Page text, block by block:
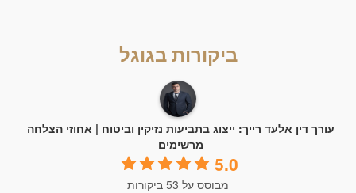
ביקורות בגוגל
עורך דין אלעד רייך: ייצוג בתביעות נזיקין וביטוח | אחוזי הצלחה
מרשימים
5.0
מבוסס על 53 ביקורות